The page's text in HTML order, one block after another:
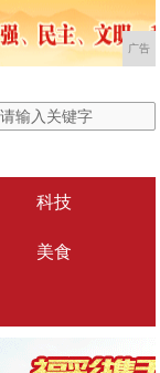
广告
科技
美食